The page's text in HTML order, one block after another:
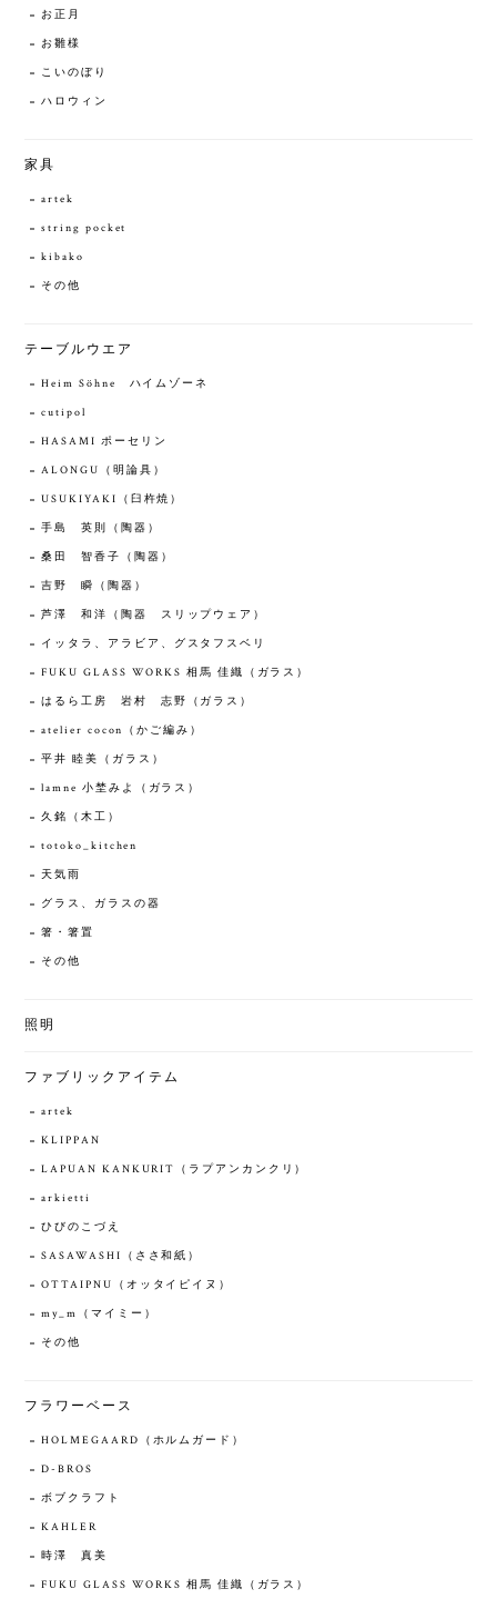
お正月
お雛様
こいのぼり
ハロウィン
家具
artek
string pocket
kibako
その他
テーブルウエア
Heim Söhne ハイムゾーネ
cutipol
HASAMI ポーセリン
ALONGU（明論具）
USUKIYAKI（臼杵焼）
手島 英則（陶器）
桑田 智香子（陶器）
吉野 瞬（陶器）
芦澤 和洋（陶器 スリップウェア）
イッタラ、アラビア、グスタフスベリ
FUKU GLASS WORKS 相馬 佳織（ガラス）
はるら工房 岩村 志野（ガラス）
atelier cocon（かご編み）
平井 睦美（ガラス）
lamne 小埜みよ（ガラス）
久銘（木工）
totoko_kitchen
天気雨
グラス、ガラスの器
箸・箸置
その他
照明
ファブリックアイテム
artek
KLIPPAN
LAPUAN KANKURIT（ラプアンカンクリ）
arkietti
ひびのこづえ
SASAWASHI（ささ和紙）
OTTAIPNU（オッタイピイヌ）
my_m（マイミー）
その他
フラワーベース
HOLMEGAARD（ホルムガード）
D-BROS
ボブクラフト
KAHLER
時澤 真美
FUKU GLASS WORKS 相馬 佳織（ガラス）